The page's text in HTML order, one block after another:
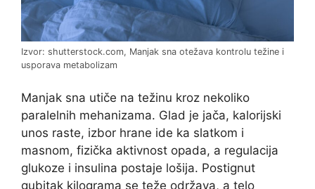
Izvor: shutterstock.com, Manjak sna otežava kontrolu težine i
usporava metabolizam
Manjak sna utiče na težinu kroz nekoliko
paralelnih mehanizama. Glad je jača, kalorijski
unos raste, izbor hrane ide ka slatkom i
masnom, fizička aktivnost opada, a regulacija
glukoze i insulina postaje lošija. Postignut
gubitak kilograma se teže održava, a telo